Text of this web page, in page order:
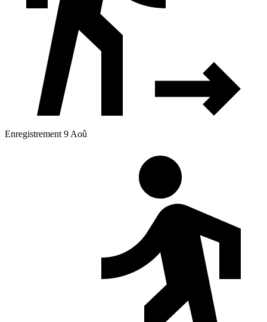
Enregistrement 9 Aoû